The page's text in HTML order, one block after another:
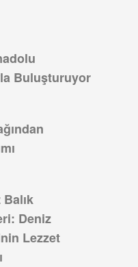
Buluşturuyor
Deniz
Lezzet